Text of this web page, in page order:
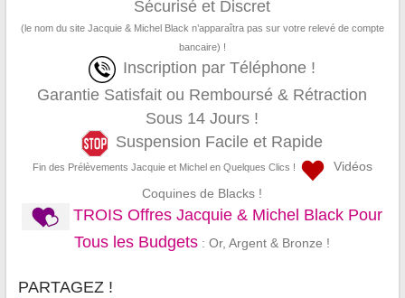
Sécurisé et Discret
(le nom du site Jacquie & Michel Black n’apparaîtra pas sur votre relevé de compte
bancaire) !
Inscription par Téléphone !
Garantie Satisfait ou Remboursé & Rétraction
Sous 14 Jours !
Suspension Facile et Rapide
Fin des Prélèvements Jacquie et Michel en Quelques Clics !
Vidéos
Coquines de Blacks !
TROIS Offres Jacquie & Michel Black Pour
Tous les Budgets : Or, Argent & Bronze !
PARTAGEZ !